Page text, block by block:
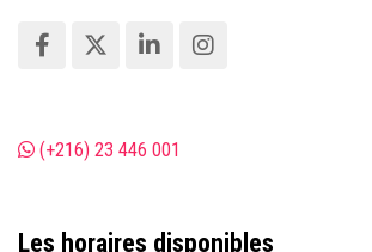
(+216) 23 446 001
Les horaires disponibles